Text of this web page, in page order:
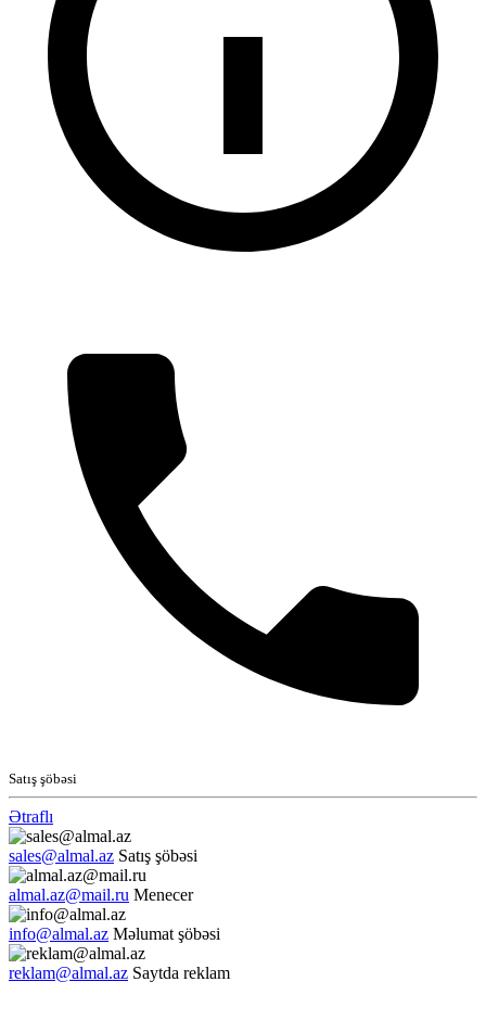
Satış şöbəsi
Ətraflı
sales@almal.az Satış şöbəsi
almal.az@mail.ru Menecer
info@almal.az Məlumat şöbəsi
reklam@almal.az Saytda reklam